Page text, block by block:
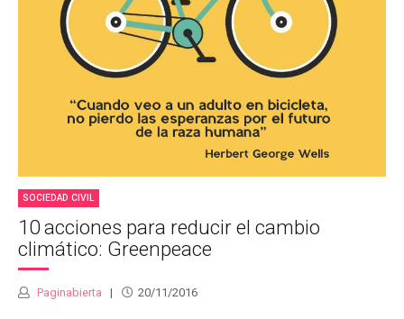
SOCIEDAD CIVIL
10 acciones para reducir el cambio
climático: Greenpeace
Paginabierta 20/11/2016